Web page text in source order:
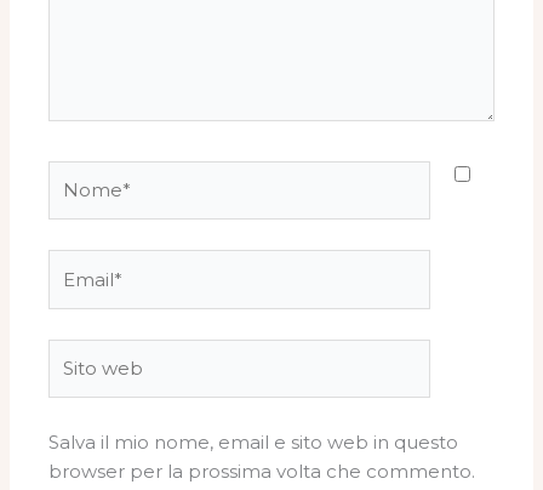
web
Salva il mio nome, email e sito web in questo
browser per la prossima volta che commento.